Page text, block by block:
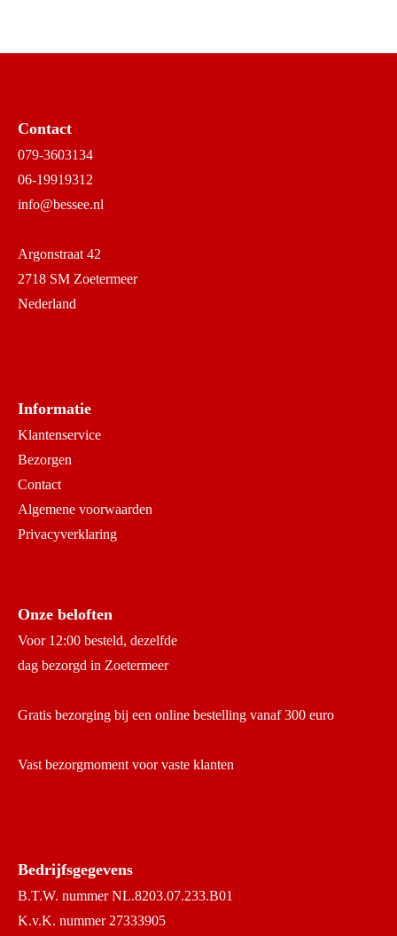
Contact
079-3603134
06-19919312
info@bessee.nl
Argonstraat 42
2718 SM Zoetermeer
Nederland
Informatie
Klantenservice
Bezorgen
Contact
Algemene voorwaarden
Privacyverklaring
Onze beloften
Voor 12:00 besteld, dezelfde
dag bezorgd in Zoetermeer
Gratis bezorging bij een online bestelling vanaf 300 euro
Vast bezorgmoment voor vaste klanten
Bedrijfsgegevens
B.T.W. nummer NL.8203.07.233.B01
K.v.K. nummer 27333905